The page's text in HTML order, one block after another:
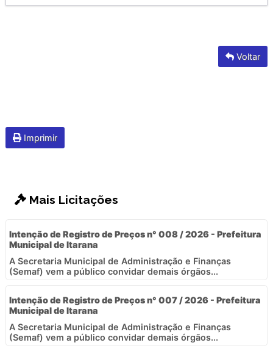
Voltar
Imprimir
Mais Licitações
Intenção de Registro de Preços n° 008 / 2026 - Prefeitura
Municipal de Itarana
A Secretaria Municipal de Administração e Finanças
(Semaf) vem a público convidar demais órgãos...
Intenção de Registro de Preços n° 007 / 2026 - Prefeitura
Municipal de Itarana
A Secretaria Municipal de Administração e Finanças
(Semaf) vem a público convidar demais órgãos...